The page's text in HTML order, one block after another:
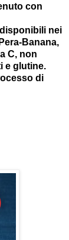
con
nei
Banana,
C, non
e glutine.
di